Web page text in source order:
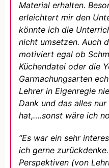
Material erhalten.
erleichtert mir den
könnte ich die
nicht umsetzen. Auch
motiviert egal ob
Küchendatei oder die
Garmachungsarten
Lehrer in Eigenregie
Dank und das alles
hat,….sonst wäre ich
“Es war ein sehr
ich gerne
Perspektiven (von